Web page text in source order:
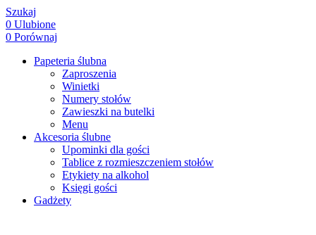
Szukaj
0 Ulubione
0 Porównaj
Papeteria ślubna
Zaproszenia
Winietki
Numery stołów
Zawieszki na butelki
Menu
Akcesoria ślubne
Upominki dla gości
Tablice z rozmieszczeniem stołów
Etykiety na alkohol
Księgi gości
Gadżety